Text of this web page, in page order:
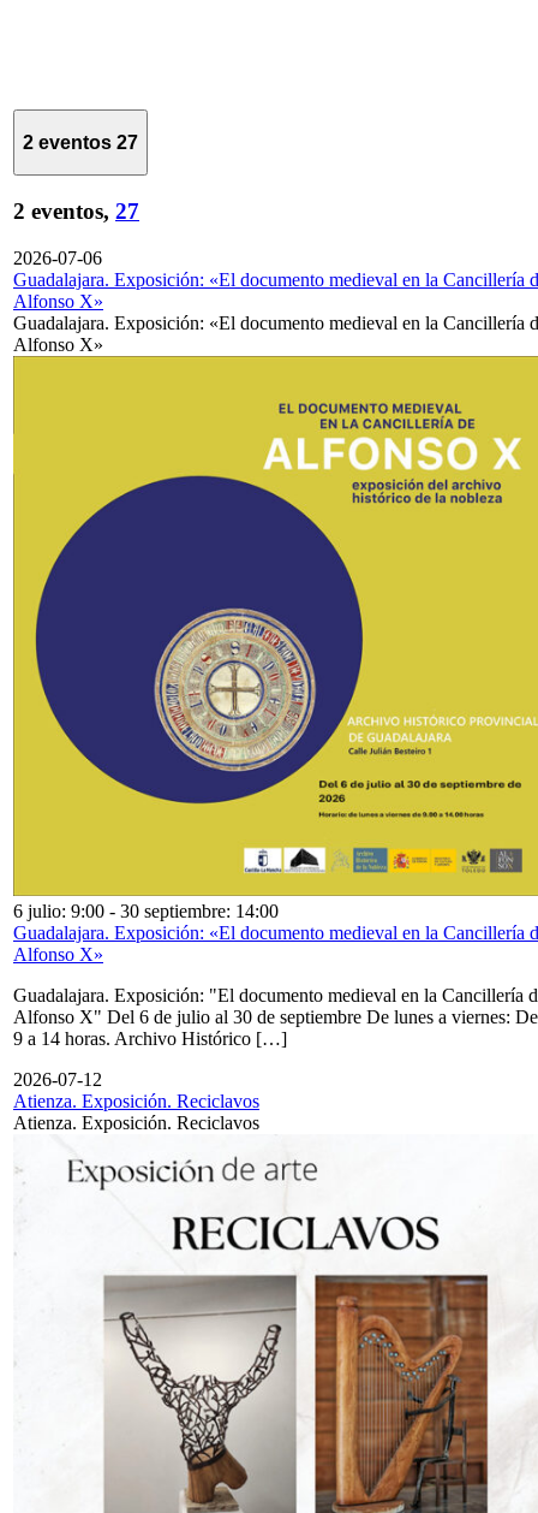
2 eventos 27
2 eventos, 27
2026-07-06
Guadalajara. Exposición: «El documento medieval en la Cancillería
Alfonso X»
Guadalajara. Exposición: «El documento medieval en la Cancillería
Alfonso X»
6 julio: 9:00 - 30 septiembre: 14:00
Guadalajara. Exposición: «El documento medieval en la Cancillería
Alfonso X»
Guadalajara. Exposición: "El documento medieval en la Cancillería
Alfonso X" Del 6 de julio al 30 de septiembre De lunes a viernes: De
9 a 14 horas. Archivo Histórico […]
2026-07-12
Atienza. Exposición. Reciclavos
Atienza. Exposición. Reciclavos